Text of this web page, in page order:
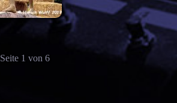
Seite 1 von 6